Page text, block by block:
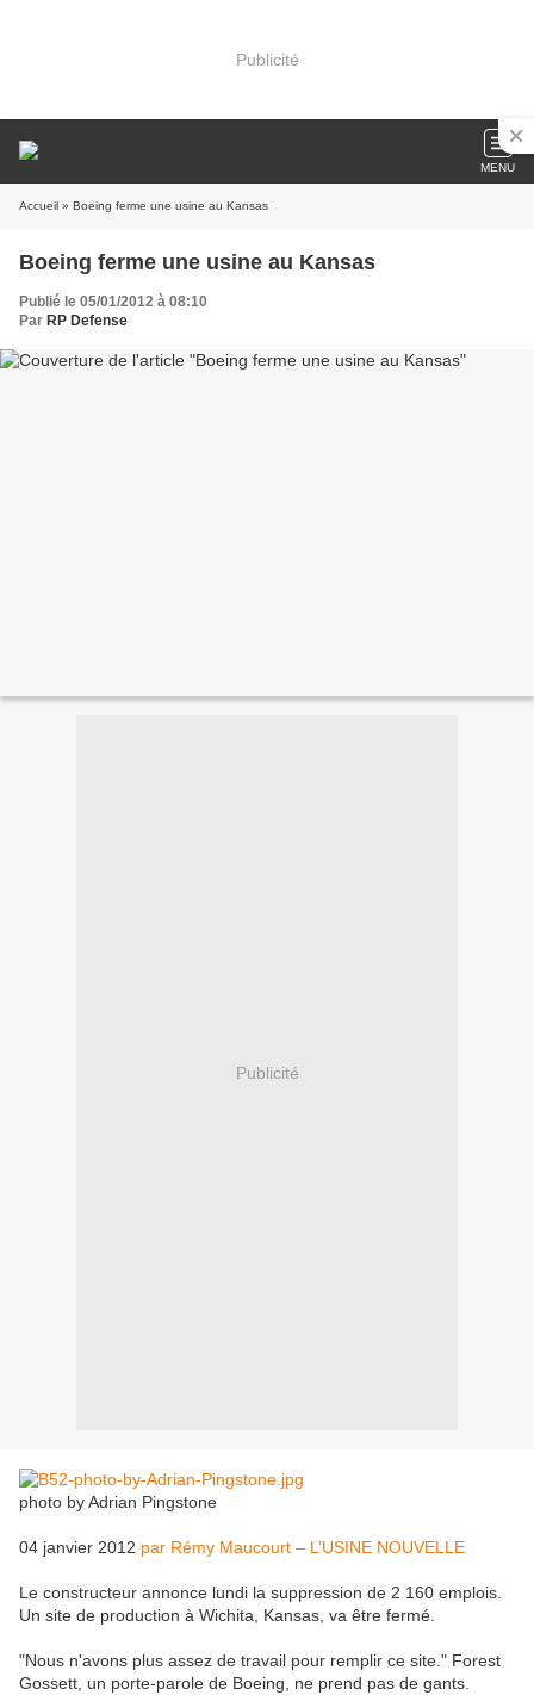
Publicité
MENU
Accueil » Boeing ferme une usine au Kansas
Boeing ferme une usine au Kansas
Publié le 05/01/2012 à 08:10
Par RP Defense
Publicité
photo by Adrian Pingstone
04 janvier 2012 par Rémy Maucourt – L’USINE NOUVELLE
Le constructeur annonce lundi la suppression de 2 160 emplois.
Un site de production à Wichita, Kansas, va être fermé.
"Nous n'avons plus assez de travail pour remplir ce site." Forest
Gossett, un porte-parole de Boeing, ne prend pas de gants.